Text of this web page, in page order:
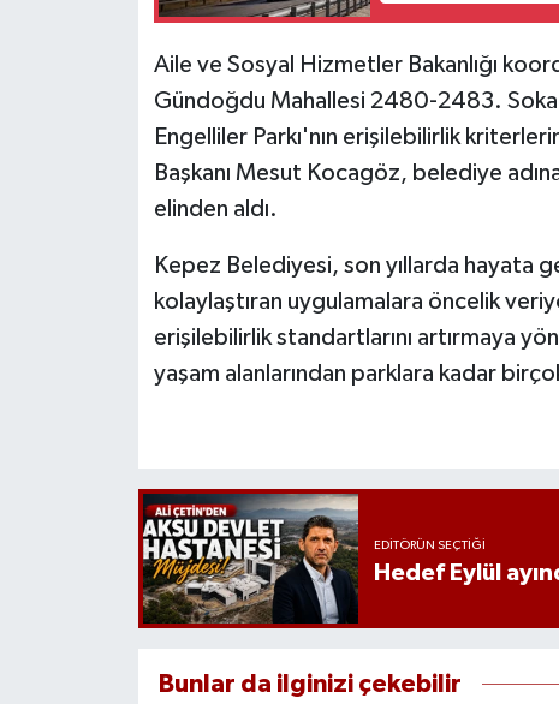
Aile ve Sosyal Hizmetler Bakanlığı
Gündoğdu Mahallesi 2480-2483.
Engelliler Parkı'nın erişilebilirlik
Başkanı Mesut Kocagöz, belediye
elinden aldı.
Kepez Belediyesi, son yıllarda hayata
kolaylaştıran uygulamalara öncelik
erişilebilirlik standartlarını artırmaya
yaşam alanlarından parklara kadar
EDITÖRÜN SEÇTIĞI
Hedef Eylül
Bunlar da ilginizi çekebilir